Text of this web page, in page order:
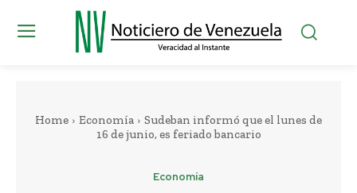
Home Economía
Sudeban informó que el lunes de
16 de junio, es feriado bancario
Economía